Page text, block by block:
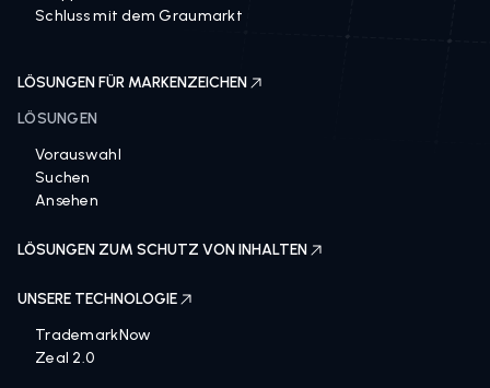
Stoppt Identitätsdiebstahl
Vorauswahl
Suchen
TrademarkNow